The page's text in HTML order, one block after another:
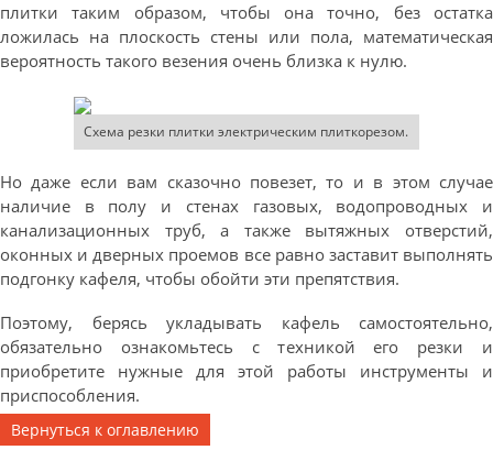
плитки таким образом, чтобы она точно, без остатка
ложилась на плоскость стены или пола, математическая
вероятность такого везения очень близка к нулю.
Схема резки плитки электрическим плиткорезом.
Но даже если вам сказочно повезет, то и в этом случае
наличие в полу и стенах газовых, водопроводных и
канализационных труб, а также вытяжных отверстий,
оконных и дверных проемов все равно заставит выполнять
подгонку кафеля, чтобы обойти эти препятствия.
Поэтому, берясь укладывать кафель самостоятельно,
обязательно ознакомьтесь с техникой его резки и
приобретите нужные для этой работы инструменты и
приспособления.
Вернуться к оглавлению